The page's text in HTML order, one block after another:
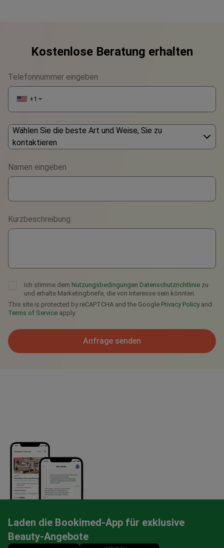
Kostenlose Beratung erhalten
Telefonnummer eingeben
+1 ▼
Wählen Sie die beste Art und Weise, Sie zu
kontaktieren
WhatsApp
Viber
Telegram
Namen eingeben
Kurzbeschreibung
Ich stimme dem Nutzungsbedingungen Datenschutzrichtlinie zu
und erhalte Marketingbriefe, die von Interesse sein könnten.
This site is protected by reCAPTCHA and the Google Privacy Policyand
Terms of Service apply.
Anfrage senden
Laden die Bookimed-App für exklusive
Beauty-Angebote